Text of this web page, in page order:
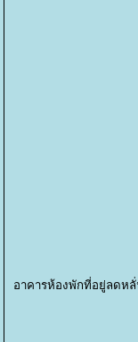
อาคารห้องพักที่อยู่ลดห